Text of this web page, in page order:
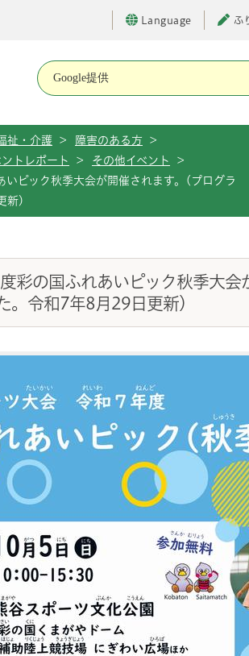
Language ふ
祉・介護 > 障害のある方
>
トレポート
> その他イベント
>
ピック秋季大会が開催されます。(プログラ
新)
彩の国ふれあいピック秋季大会
。令和7年8月29日更新)